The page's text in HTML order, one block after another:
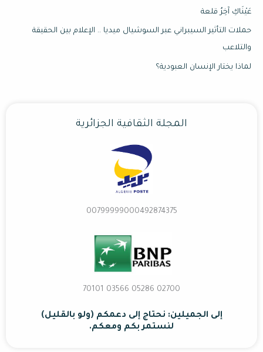
عَيْنَاكِ آخِرُ قلعة
حملات التأثير السيبراني عبر السوشيال ميديا .. الإعلام بين الحقيقة
والتلاعب
لماذا يختار الإنسان العبودية؟
المجلة الثقافية الجزائرية
00799999000492874375
02700 70101 03566 05286
إلى الجميلين: نحتاج إلى دعمكم (ولو بالقليل)
لنستمر بكم ومعكم.